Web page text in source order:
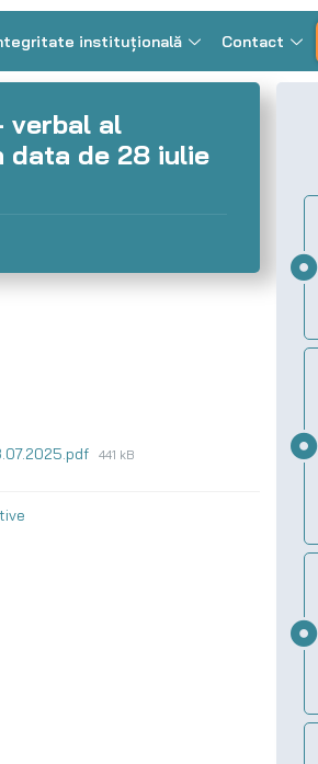
instituțională Contact
verbal al
data de 28 iulie
441 kB